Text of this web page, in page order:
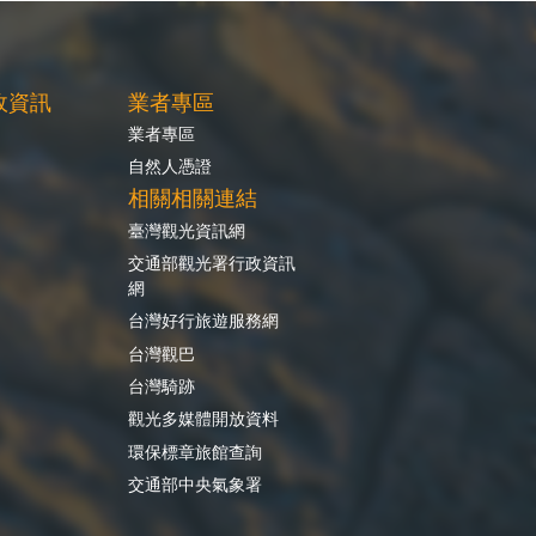
資訊 業者專區
業者專區
自然人憑證
相關相關連結
臺灣觀光資訊網
交通部觀光署行政資訊
網
台灣好行旅遊服務網
台灣觀巴
台灣騎跡
觀光多媒體開放資料
環保標章旅館查詢
交通部中央氣象署